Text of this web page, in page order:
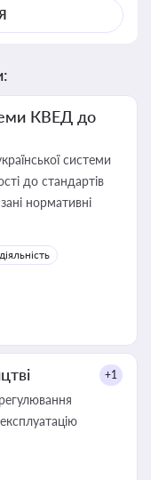
КВЕД до
системи
до стандартів
нормативні
+1